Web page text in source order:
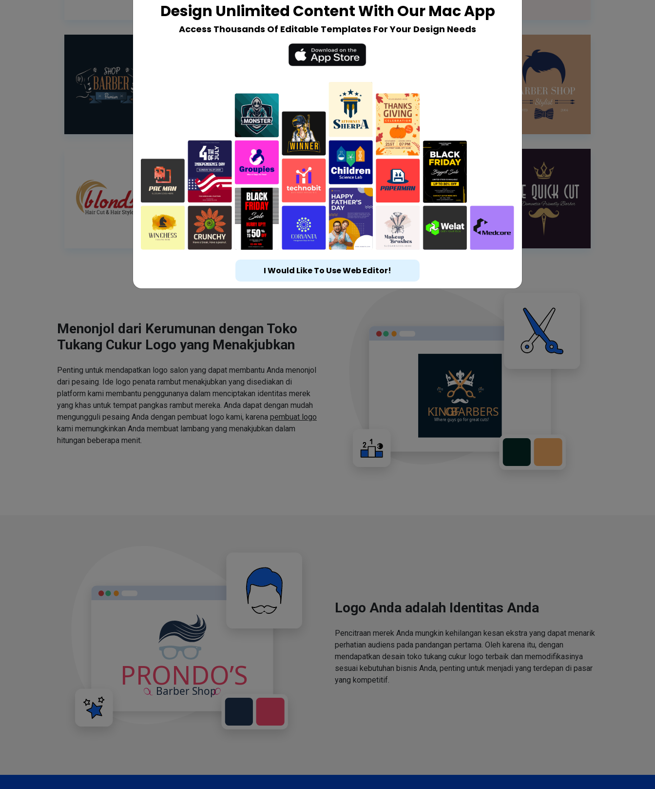
Menonjol dari Kerumunan dengan Toko
Tukang Cukur Logo yang Menakjubkan
Penting untuk mendapatkan logo salon yang dapat membantu Anda menonjol
dari pesaing. Ide logo penata rambut menakjubkan yang disediakan di
platform kami membantu penggunanya dalam menciptakan identitas merek
yang khas untuk tempat pangkas rambut mereka. Anda dapat dengan mudah
mengungguli pesaing Anda dengan pembuat logo kami, karena pembuat logo
kami memungkinkan Anda membuat lambang yang menakjubkan dalam
hitungan beberapa menit.
Logo Anda adalah Identitas Anda
Pencitraan merek Anda mungkin kehilangan kesan ekstra yang dapat menarik
perhatian audiens pada pandangan pertama. Oleh karena itu, dengan
mendapatkan desain toko tukang cukur logo terbaik dan memodifikasinya
sesuai kebutuhan bisnis Anda, penting untuk menjadi yang terdepan di pasar
yang kompetitif.
Design Unlimited Content With Our Mac App
Access Thousands Of Editable Templates For Your Design Needs
I Would Like To Use Web Editor!